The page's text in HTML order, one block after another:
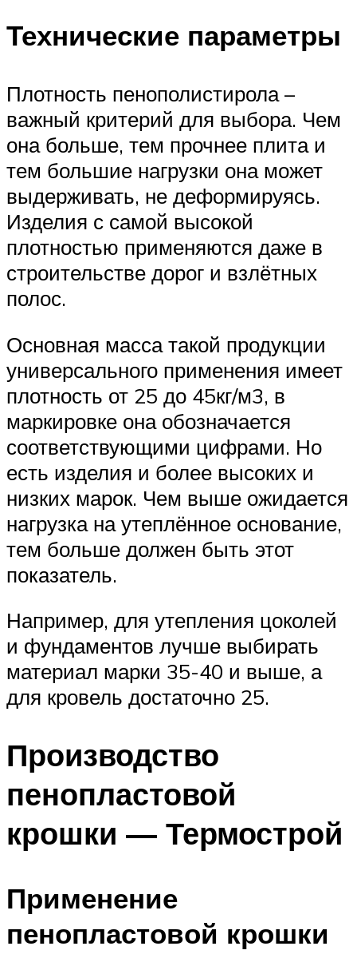
Технические параметры
Плотность пенополистирола –
важный критерий для выбора. Чем
она больше, тем прочнее плита и
тем большие нагрузки она может
выдерживать, не деформируясь.
Изделия с самой высокой
плотностью применяются даже в
строительстве дорог и взлётных
полос.
Основная масса такой продукции
универсального применения имеет
плотность от 25 до 45кг/м3, в
маркировке она обозначается
соответствующими цифрами. Но
есть изделия и более высоких и
низких марок. Чем выше ожидается
нагрузка на утеплённое основание,
тем больше должен быть этот
показатель.
Например, для утепления цоколей
и фундаментов лучше выбирать
материал марки 35-40 и выше, а
для кровель достаточно 25.
Производство
пенопластовой
крошки — Термострой
Применение
пенопластовой крошки